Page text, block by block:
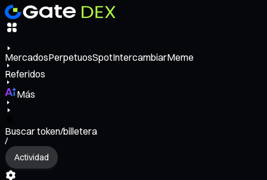
MercadosPerpetuosSpotIntercambiarMeme
Referidos
Más
Buscar token/billetera
/
Actividad